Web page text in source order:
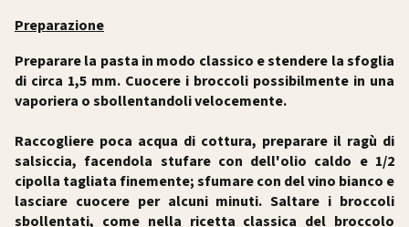
Preparazione
Preparare la pasta in modo classico e stendere la sfoglia
di circa 1,5 mm. Cuocere i broccoli possibilmente in una
vaporiera o sbollentandoli velocemente.
Raccogliere poca acqua di cottura, preparare il ragù di
salsiccia, facendola stufare con dell'olio caldo e 1/2
cipolla tagliata finemente; sfumare con del vino bianco e
lasciare cuocere per alcuni minuti. Saltare i broccoli
sbollentati, come nella ricetta classica del broccolo